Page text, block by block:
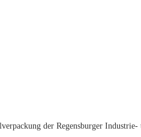
der Regensburger